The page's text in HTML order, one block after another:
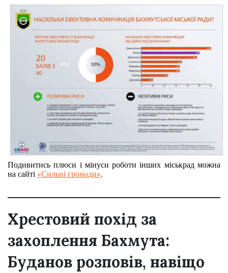
Подивитись плюси і мінуси роботи інших міськрад можна
на сайті «Сильні громади».
Хрестовий похід за
захоплення Бахмута:
Буданов розповів, навіщо